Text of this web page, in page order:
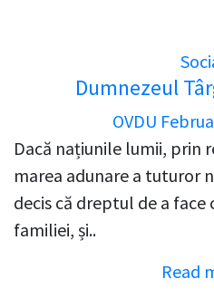
Dumnezeul
OVDU
Dacă națiunile lumii, prin
marea adunare a tuturor
decis că dreptul de a
familiei, și..
Read